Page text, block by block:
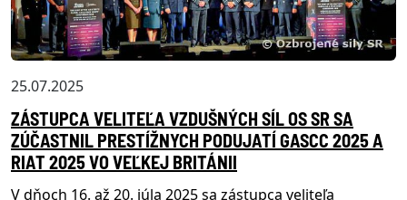
25.07.2025
ZÁSTUPCA VELITEĽA VZDUŠNÝCH SÍL OS SR SA
ZÚČASTNIL PRESTÍŽNYCH PODUJATÍ GASCC 2025 A
RIAT 2025 VO VEĽKEJ BRITÁNII
V dňoch 16. až 20. júla 2025 sa zástupca veliteľa